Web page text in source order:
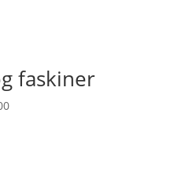
faskiner
Prisinterval: